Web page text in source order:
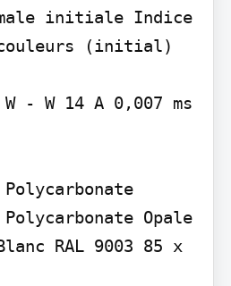
initiale Indice
couleurs (initial)
- W 14 A 0,007 ms
Opale
RAL 9003 85 x